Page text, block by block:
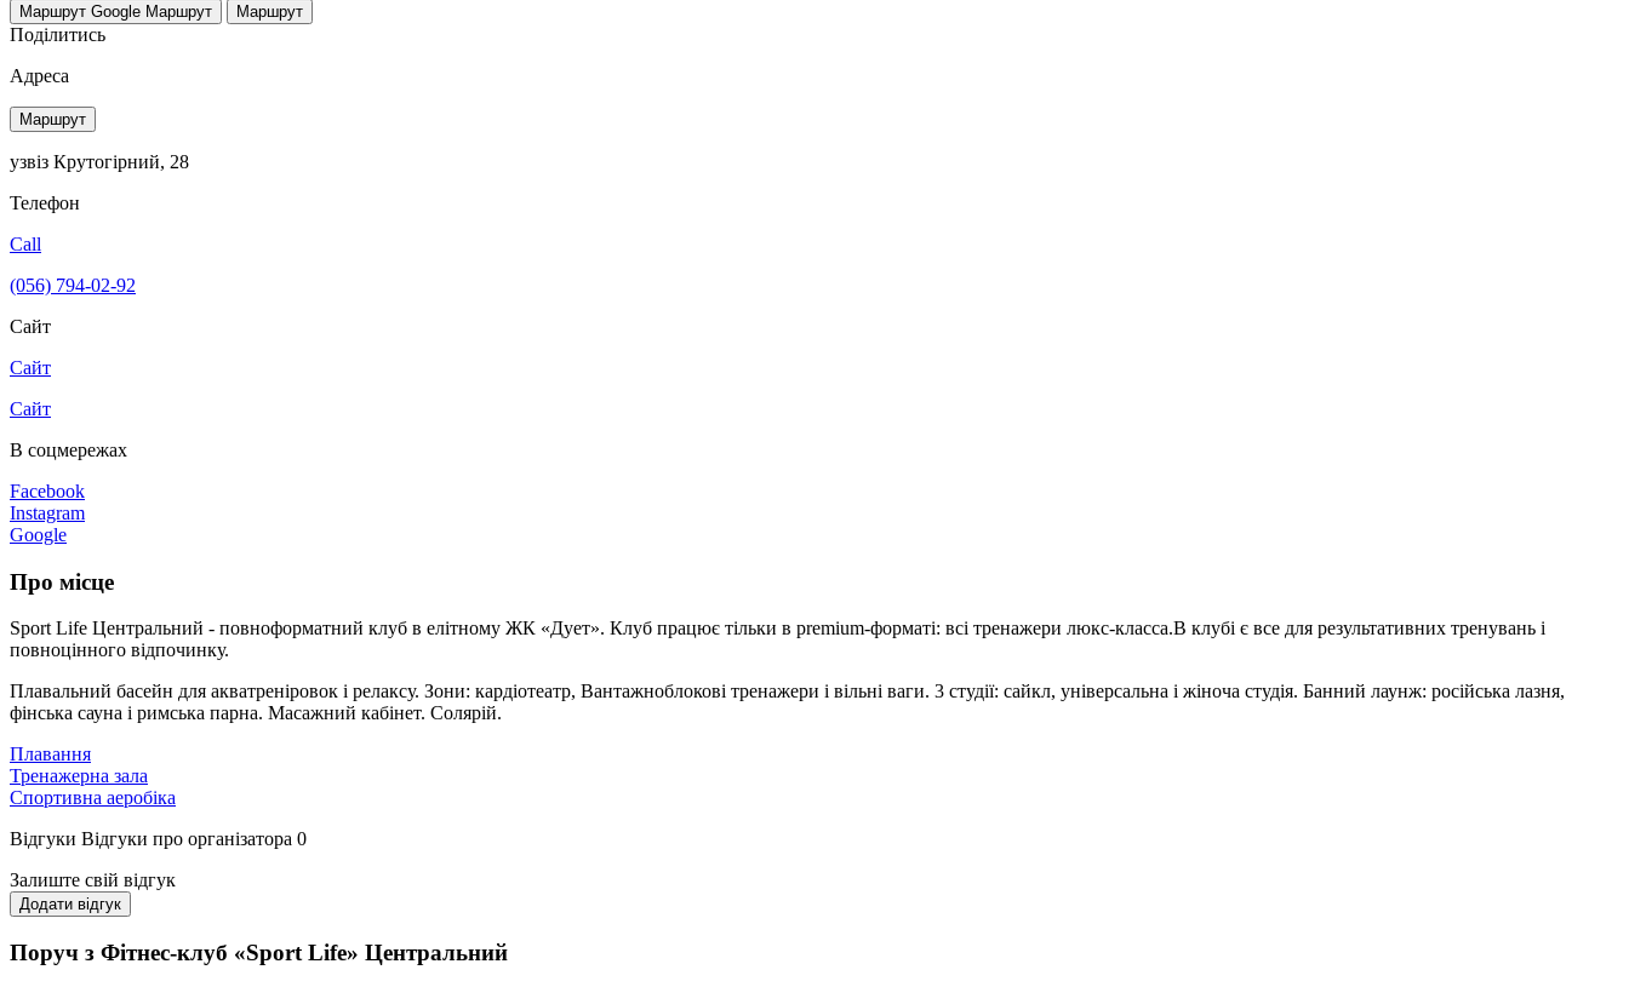
Маршрут Google Маршрут Маршрут
Поділитись
Адреса
Маршрут
узвіз Крутогірний, 28
Телефон
Call
(056) 794-02-92
Сайт
Сайт
Сайт
В соцмережах
Facebook
Instagram
Google
Про місце
Sport Life Центральний - повноформатний клуб в елітному ЖК «Дует». Клуб працює тільки в premium-форматі: всі тренажери люкс-класса.В клубі є все для результативних тренувань і
повноцінного відпочинку.
Плавальний басейн для акватреніровок і релаксу. Зони: кардіотеатр, Вантажноблокові тренажери і вільні ваги. 3 студії: сайкл, універсальна і жіноча студія. Банний лаунж: російська лазня,
фінська сауна і римська парна. Масажний кабінет. Солярій.
Плавання
Тренажерна зала
Спортивна аеробіка
Відгуки Відгуки про організатора 0
Залиште свій відгук
Додати відгук
Поруч з Фітнес-клуб «Sport Life» Центральний